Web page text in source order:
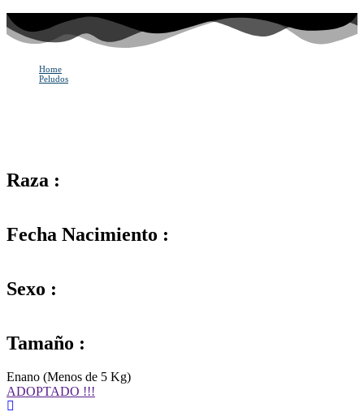
Home
Peludos
Raza :
Fecha Nacimiento :
Sexo :
Tamaño :
Enano (Menos de 5 Kg)
ADOPTADO !!!